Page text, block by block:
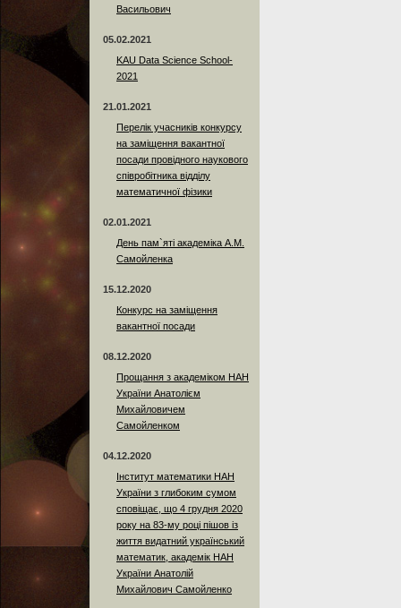
Васильович
05.02.2021
KAU Data Science School-
2021
21.01.2021
Перелік учасників конкурсу
на заміщення вакантної
посади провідного наукового
співробітника відділу
математичної фізики
02.01.2021
День пам`яті академіка А.М.
Самойленка
15.12.2020
Конкурс на заміщення
вакантної посади
08.12.2020
Прощання з академіком НАН
України Анатолієм
Михайловичем
Самойленком
04.12.2020
Інститут математики НАН
України з глибоким сумом
сповіщає, що 4 грудня 2020
року на 83-му році пішов із
життя видатний український
математик, академік НАН
України Анатолій
Михайлович Самойленко